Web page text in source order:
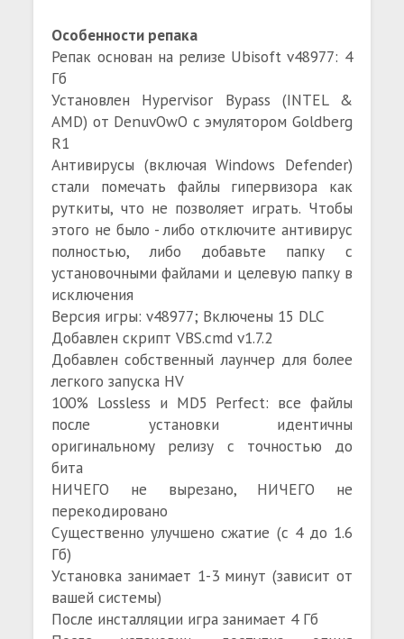
Особенности репака
Репак основан на релизе Ubisoft v48977: 4
Гб
Установлен Hypervisor Bypass (INTEL &
AMD) от DenuvOwO с эмулятором Goldberg
R1
Антивирусы (включая Windows Defender)
стали помечать файлы гипервизора как
руткиты, что не позволяет играть. Чтобы
этого не было - либо отключите антивирус
полностью, либо добавьте папку с
установочными файлами и целевую папку в
исключения
Версия игры: v48977; Включены 15 DLC
Добавлен скрипт VBS.cmd v1.7.2
Добавлен собственный лаунчер для более
легкого запуска HV
100% Lossless и MD5 Perfect: все файлы
после установки идентичны
оригинальному релизу с точностью до
бита
НИЧЕГО не вырезано, НИЧЕГО не
перекодировано
Существенно улучшено сжатие (с 4 до 1.6
Гб)
Установка занимает 1-3 минут (зависит от
вашей системы)
После инсталляции игра занимает 4 Гб